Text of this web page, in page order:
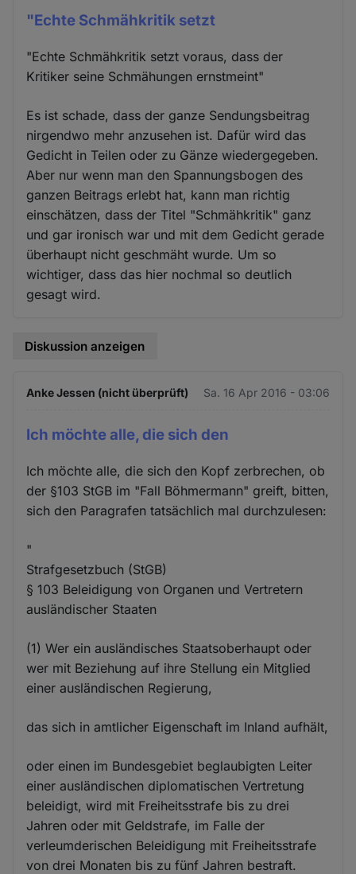
"Echte Schmähkritik setzt
"Echte Schmähkritik setzt voraus, dass der
Kritiker seine Schmähungen ernstmeint"
Es ist schade, dass der ganze Sendungsbeitrag
nirgendwo mehr anzusehen ist. Dafür wird das
Gedicht in Teilen oder zu Gänze wiedergegeben.
Aber nur wenn man den Spannungsbogen des
ganzen Beitrags erlebt hat, kann man richtig
einschätzen, dass der Titel "Schmähkritik" ganz
und gar ironisch war und mit dem Gedicht gerade
überhaupt nicht geschmäht wurde. Um so
wichtiger, dass das hier nochmal so deutlich
gesagt wird.
Diskussion anzeigen
Anke Jessen (nicht überprüft) Sa. 16 Apr 2016 - 03:06
Ich möchte alle, die sich den
Ich möchte alle, die sich den Kopf zerbrechen, ob
der §103 StGB im "Fall Böhmermann" greift, bitten,
sich den Paragrafen tatsächlich mal durchzulesen:
"
Strafgesetzbuch (StGB)
§ 103 Beleidigung von Organen und Vertretern
ausländischer Staaten
(1) Wer ein ausländisches Staatsoberhaupt oder
wer mit Beziehung auf ihre Stellung ein Mitglied
einer ausländischen Regierung,
das sich in amtlicher Eigenschaft im Inland aufhält,
oder einen im Bundesgebiet beglaubigten Leiter
einer ausländischen diplomatischen Vertretung
beleidigt, wird mit Freiheitsstrafe bis zu drei
Jahren oder mit Geldstrafe, im Falle der
verleumderischen Beleidigung mit Freiheitsstrafe
von drei Monaten bis zu fünf Jahren bestraft.